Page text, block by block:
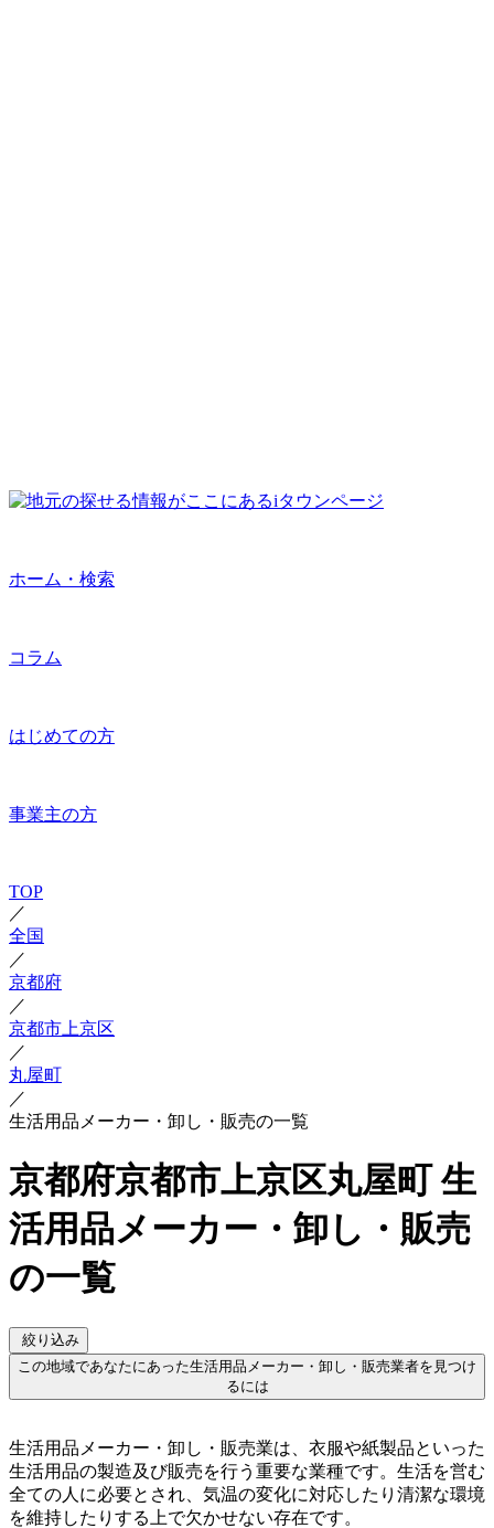
ホーム・検索
コラム
はじめての方
事業主の方
TOP
／
全国
／
京都府
／
京都市上京区
／
丸屋町
／
生活用品メーカー・卸し・販売の一覧
京都府京都市上京区丸屋町 生
活用品メーカー・卸し・販売
の一覧
絞り込み
この地域であなたにあった生活用品メーカー・卸し・販売業者を見つけ
るには
生活用品メーカー・卸し・販売業は、衣服や紙製品といった
生活用品の製造及び販売を行う重要な業種です。生活を営む
全ての人に必要とされ、気温の変化に対応したり清潔な環境
を維持したりする上で欠かせない存在です。